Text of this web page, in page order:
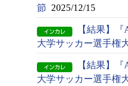
節 2025/12/15
【結果】
大学サッカー選手権
【結果】
大学サッカー選手権